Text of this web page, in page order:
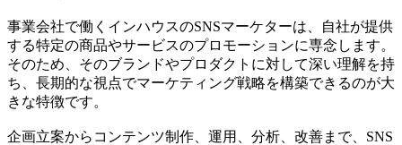
事業会社で働くインハウスのSNSマーケターは、自社が提供
する特定の商品やサービスのプロモーションに専念します。
そのため、そのブランドやプロダクトに対して深い理解を持
ち、長期的な視点でマーケティング戦略を構築できるのが大
きな特徴です。
企画立案からコンテンツ制作、運用、分析、改善まで、SNS